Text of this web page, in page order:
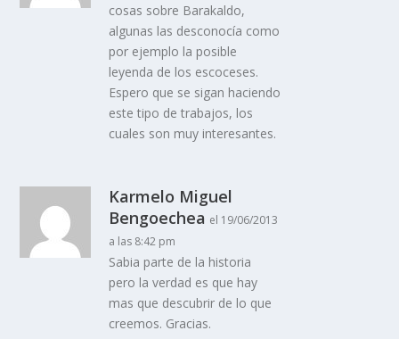
cosas sobre Barakaldo,
algunas las desconocí­a como
por ejemplo la posible
leyenda de los escoceses.
Espero que se sigan haciendo
este tipo de trabajos, los
cuales son muy interesantes.
Karmelo Miguel
Bengoechea el 19/06/2013
a las 8:42 pm
Sabia parte de la historia
pero la verdad es que hay
mas que descubrir de lo que
creemos. Gracias.